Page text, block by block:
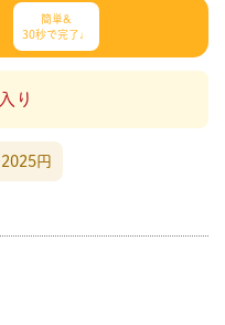
簡単&
30秒で完了♩
り
円